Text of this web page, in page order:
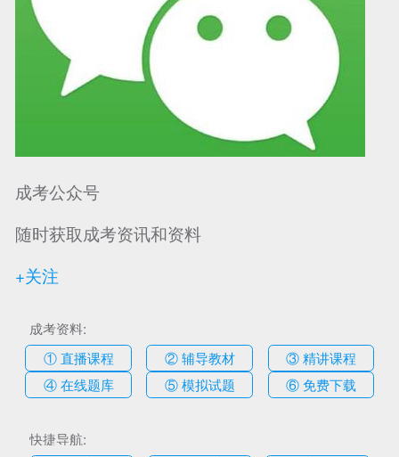
成考公众号
随时获取成考资讯和资料
+关注
成考资料:
① 直播课程
② 辅导教材
③ 精讲课程
④ 在线题库
⑤ 模拟试题 ⑥ 免费下载
快捷导航: